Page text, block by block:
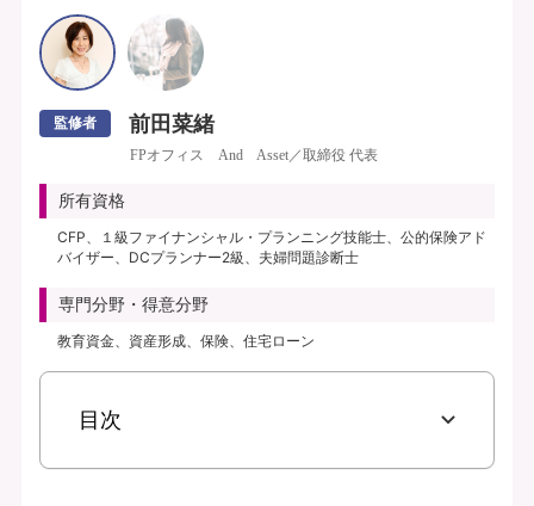
きます。
あんしんパレット｜ていばん医療｜保険料払方タイプ：定額タイプ｜個別取扱
｜入院給付金日額5,000円（60日型）、通院給付金日額5,000円、手術・放射
線治療給付金特約 5万円(外来手術給付割合：100％)、総合先進医療特約付
き、保険料払込免除特約なし、初期入院10日給付特則付き、三大疾病支払日数
無制限延長特則付き | | 保険期間：終身（総合先進医療特約は10年） | 保険料
払込期間：終身（総合先進医療特約は10年） | 募集文書番号：AFH277-
2025-0355 2月17日(280217)
無料で相談予約
資料請求
監修者 前田菜緒
FPオフィス And Asset／取締役 代表
所有資格
CFP、１級ファイナンシャル・プランニング技能士、公的保険アド
バイザー、DCプランナー2級、夫婦問題診断士
専門分野・得意分野
教育資金、資産形成、保険、住宅ローン
目次